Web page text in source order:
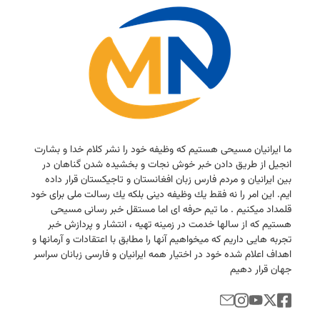
ما ایرانیان مسیحی هستیم كه وظیفه خود را نشر كلام خدا و بشارت
انجیل از طریق دادن خبر خوش نجات و بخشیده شدن گناهان در
بین ایرانیان و مردم فارس زبان افغانستان و تاجیكستان قرار داده
ایم. این امر را نه فقط یك وظیفه دینی بلكه یك رسالت ملی برای خود
قلمداد میكنیم . ما تیم حرفه ای اما مستقل خبر رسانی مسیحی
هستیم كه از سالها خدمت در زمینه تهیه ، انتشار و پردازش خبر
تجربه هایی داریم كه میخواهیم آنها را مطابق با اعتقادات و آرمانها و
اهداف اعلام شده خود در اختیار همه ایرانیان و فارسی زبانان سراسر
جهان قرار دهیم